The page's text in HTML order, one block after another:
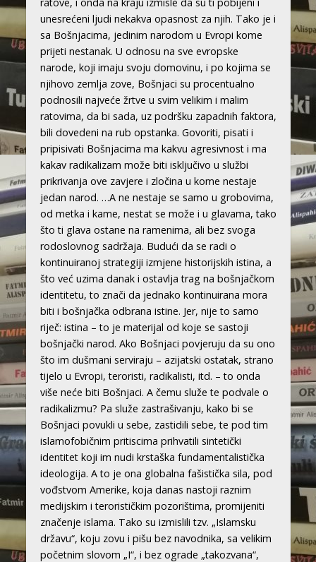
unesrećeni ljudi nekakva opasnost za njih. Tako je i
sa Bošnjacima, jedinim narodom u Evropi kome
prijeti nestanak. U odnosu na sve evropske
narode, koji imaju svoju domovinu, i po kojima se
njihovo zemlja zove, Bošnjaci su procentualno
podnosili najveće žrtve u svim velikim i malim
ratovima, da bi sada, uz podršku zapadnih faktora,
bili dovedeni na rub opstanka. Govoriti, pisati i
pripisivati Bošnjacima ma kakvu agresivnost i ma
kakav radikalizam može biti isključivo u službi
prikrivanja ove zavjere i zločina u kome nestaje
jedan narod. …A ne nestaje se samo u grobovima,
od metka i kame, nestat se može i u glavama, tako
što ti glava ostane na ramenima, ali bez svoga
rodoslovnog sadržaja. Budući da se radi o
kontinuiranoj strategiji izmjene historijskih istina, a
što već uzima danak i ostavlja trag na bošnjačkom
identitetu, to znači da jednako kontinuirana mora
biti i bošnjačka odbrana istine. Jer, nije to samo
riječ: istina – to je materijal od koje se sastoji
bošnjački narod. Ako Bošnjaci povjeruju da su ono
što im dušmani serviraju – azijatski ostatak, strano
tijelo u Evropi, teroristi, radikalisti, itd. – to onda
više neće biti Bošnjaci. A čemu služe te podvale o
radikalizmu? Pa služe zastrašivanju, kako bi se
Bošnjaci povukli u sebe, zastidili sebe, te pod tim
islamofobičnim pritiscima prihvatili sintetički
identitet koji im nudi krstaška fundamentalistička
ideologija. A to je ona globalna fašistička sila, pod
vođstvom Amerike, koja danas nastoji raznim
medijskim i terorističkim pozorištima, promijeniti
značenje islama. Tako su izmislili tzv. „Islamsku
državu“, koju zovu i pišu bez navodnika, sa velikim
početnim slovom „I“, i bez ograde „takozvana“,